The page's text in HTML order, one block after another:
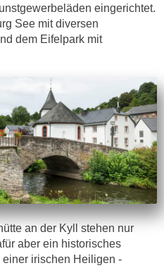
eingerichtet.
See mit diversen
dem Eifelpark mit
an der Kyll stehen nur
aber ein historisches
irischen Heiligen -